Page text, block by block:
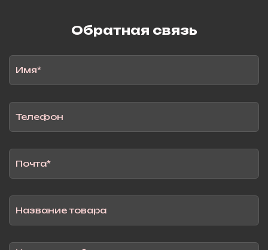
Обратная связь